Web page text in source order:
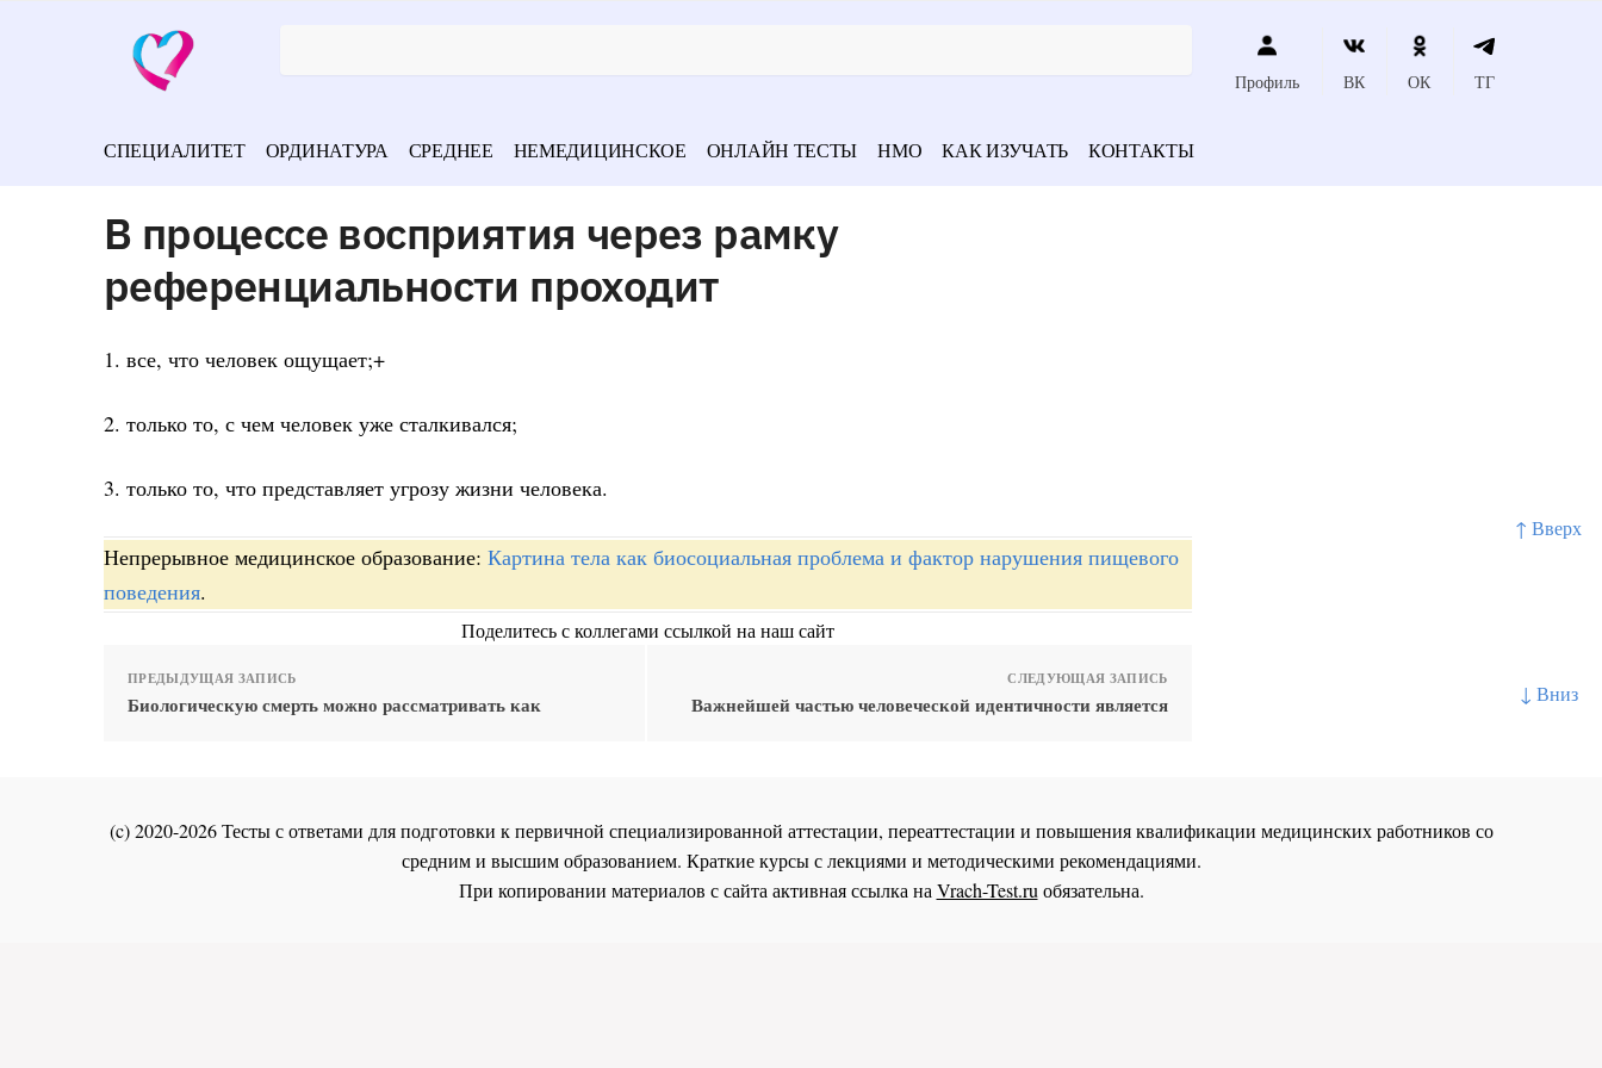
↑ Вверх
↓ Вниз
Профиль ВК ОК ТГ
СПЕЦИАЛИТЕТ ОРДИНАТУРА СРЕДНЕЕ НЕМЕДИЦИНСКОЕ ОНЛАЙН ТЕСТЫ НМО КАК ИЗУЧАТЬ КОНТАКТЫ
В процессе восприятия через рамку
референциальности проходит
1. все, что человек ощущает;+
2. только то, с чем человек уже сталкивался;
3. только то, что представляет угрозу жизни человека.
Непрерывное медицинское образование: Картина тела как биосоциальная проблема и фактор нарушения пищевого
поведения.
Поделитесь с коллегами ссылкой на наш сайт
ПРЕДЫДУЩАЯ ЗАПИСЬ
Биологическую смерть можно рассматривать как
СЛЕДУЮЩАЯ ЗАПИСЬ
Важнейшей частью человеческой идентичности является
(c) 2020-2026 Тесты с ответами для подготовки к первичной специализированной аттестации, переаттестации и повышения квалификации медицинских работников со
средним и высшим образованием. Краткие курсы с лекциями и методическими рекомендациями.
При копировании материалов с сайта активная ссылка на Vrach-Test.ru обязательна.